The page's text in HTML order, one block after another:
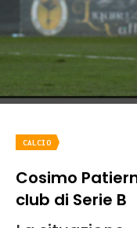
CALCIO
Cosimo
club di Serie B